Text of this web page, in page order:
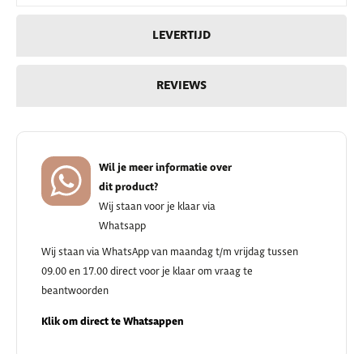
LEVERTIJD
REVIEWS
Wil je meer informatie over
dit product?
Wij staan voor je klaar via
Whatsapp
Wij staan via WhatsApp van maandag t/m vrijdag tussen
09.00 en 17.00 direct voor je klaar om vraag te
beantwoorden
Klik om direct te Whatsappen